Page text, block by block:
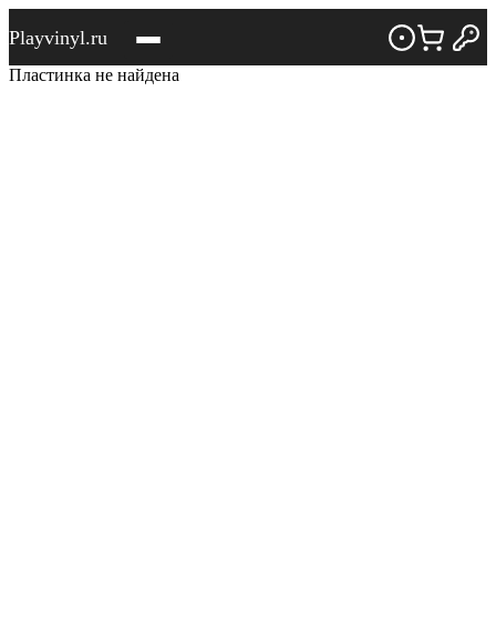
Playvinyl.ru
Пластинка не найдена